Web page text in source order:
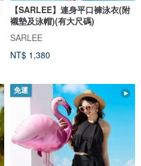
【SARLEE】連身平口褲泳衣(附
襯墊及泳帽)(有大尺碼)
SARLEE
NT$ 1,380
免運